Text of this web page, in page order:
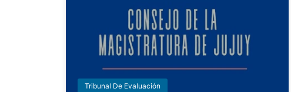
Tribunal De Evaluación